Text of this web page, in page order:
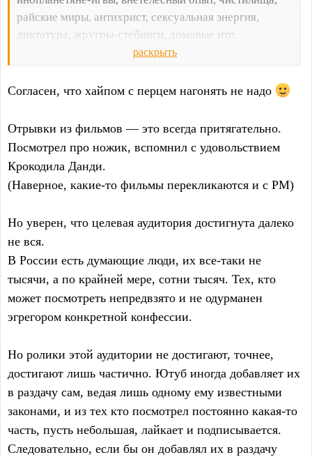
райские миры, антихрист, сексуальная энергия,
диктатура, жругры-стебинги, домовые итп.
зрителя?
раскрыть
Согласен, что хайпом с перцем нагонять не надо
Отрывки из фильмов — это всегда притягательно.
Посмотрел про ножик, вспомнил с удовольствием
Крокодила Данди.
(Наверное, какие-то фильмы перекликаются и с РМ)
Но уверен, что целевая аудитория достигнута далеко
не вся.
В России есть думающие люди, их все-таки не
тысячи, а по крайней мере, сотни тысяч. Тех, кто
может посмотреть непредвзято и не одурманен
эгрегором конкретной конфессии.
Но ролики этой аудитории не достигают, точнее,
достигают лишь частично. Ютуб иногда добавляет их
в раздачу сам, ведая лишь одному ему известными
законами, и из тех кто посмотрел постоянно какая-то
часть, пусть небольшая, лайкает и подписывается.
Следовательно, если бы он добавлял их в раздачу